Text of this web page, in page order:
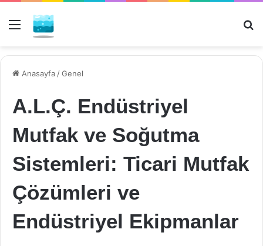
Menü
Anasayfa /Genel
A.L.Ç. Endüstriyel
Mutfak ve Soğutma
Sistemleri: Ticari Mutfak
Çözümleri ve
Endüstriyel Ekipmanlar